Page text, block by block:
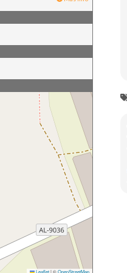
Leaflet |©OpenStreetMap